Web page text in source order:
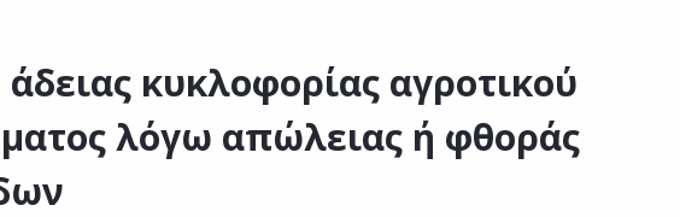
κυκλοφορίας αγροτικού
λόγω απώλειας ή φθοράς